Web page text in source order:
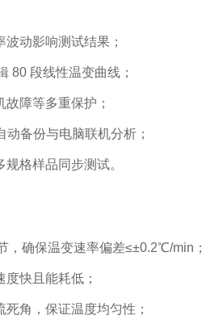
动影响测试结果；
80 段线性温变曲线；
障等多重保护；
备份与电脑联机分析；
格样品同步测试。
，确保温变速率偏差≤±0.2℃/min；
快且能耗低；
角，保证温度均匀性；